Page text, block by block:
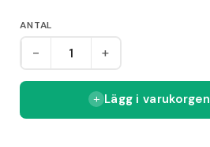
ANTAL
- +
Lägg i varukorgen